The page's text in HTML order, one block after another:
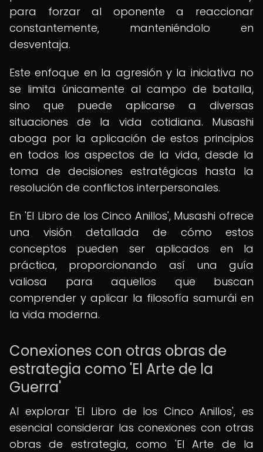
para forzar al oponente a reaccionar
constantemente, manteniéndolo en
desventaja.
Este enfoque en la agresión y la iniciativa no
se limita únicamente al campo de batalla,
sino que puede aplicarse a diversas
situaciones de la vida cotidiana. Musashi
aboga por la aplicación de estos principios
en todos los aspectos de la vida, desde la
toma de decisiones estratégicas hasta la
resolución de conflictos interpersonales.
En 'El Libro de los Cinco Anillos', Musashi ofrece
una visión detallada de cómo estos
conceptos pueden ser aplicados en la
práctica, proporcionando así una guía
valiosa para aquellos que buscan
comprender y aplicar la filosofía samurái en
la vida moderna.
Conexiones con otras obras de
estrategia como 'El Arte de la
Guerra'
Al explorar 'El Libro de los Cinco Anillos', es
esencial considerar las conexiones con otras
obras de estrategia, como 'El Arte de la